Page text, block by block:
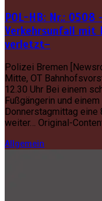
POL-HB: Nr.:
Verkehrsunfall mit
verletzt–
Polizei Bremen
Mitte, OT
12.30 Uhr Bei einem
Fußgängerin und
Donnerstagmittag
weiter… Original-
Allgemein